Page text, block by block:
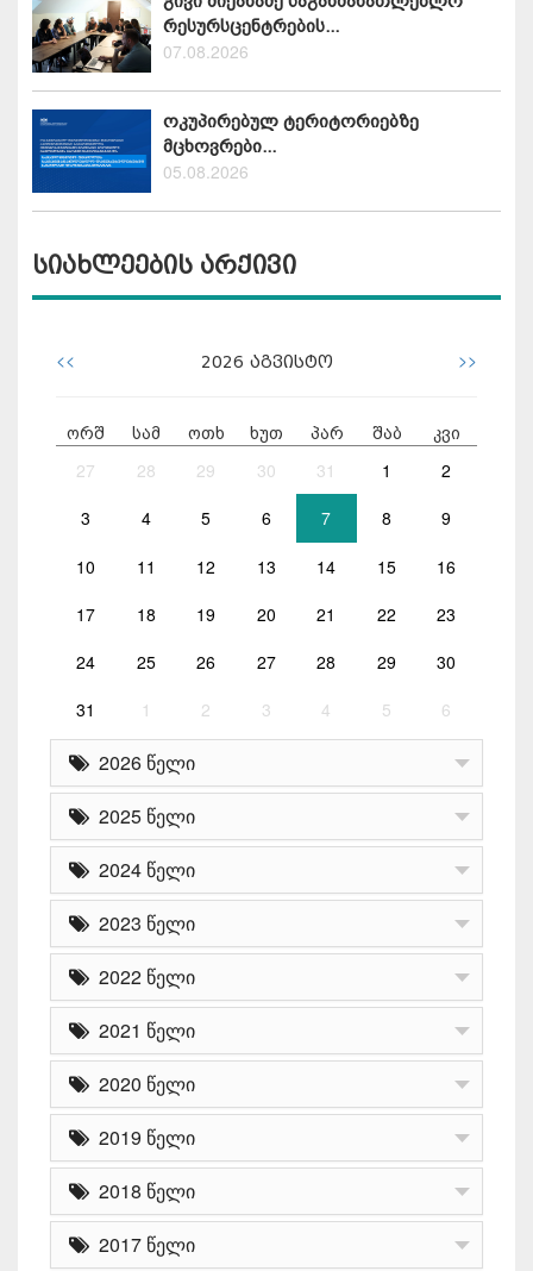
რესურსცენტრების...
07.08.2026
ოკუპირებულ ტერიტორიებზე
მცხოვრები...
05.08.2026
სიახლეების არქივი
<< 2026 აგვისტო >>
ორშ სამ ოთხ ხუთ პარ შაბ კვი
27 28 29 30 31 1 2
3 4 5 6 7 8 9
10 11 12 13 14 15 16
17 18 19 20 21 22 23
24 25 26 27 28 29 30
31 1 2 3 4 5 6
2026 წელი
2025 წელი
2024 წელი
2023 წელი
2022 წელი
2021 წელი
2020 წელი
2019 წელი
2018 წელი
2017 წელი